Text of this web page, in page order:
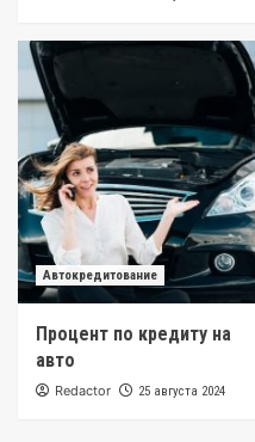
Автокредитование
Процент по кредиту на
авто
Redactor 25 августа 2024